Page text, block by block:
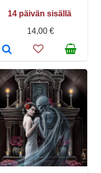
14 päivän sisällä
14,00 €